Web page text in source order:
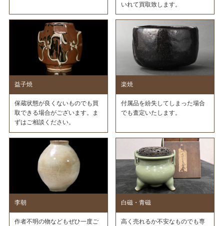
いれて買取致します。
益子焼
保蔵状態が良くないものでも買
取できる場合がございます。ま
ずはご相談ください。
楽焼
付属品を紛失してしまった場合
でも査定いたします。
李朝
作者不明の物などもぜひ一度ご
白磁・青磁
高く売れるか不安なものでも専